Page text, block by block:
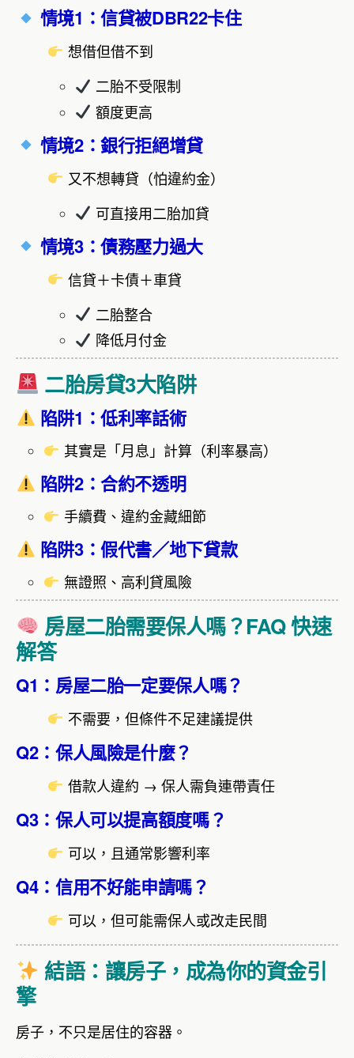
情境1：信貸被DBR22卡住
想借但借不到
二胎不受限制
額度更高
情境2：銀行拒絕增貸
又不想轉貸（怕違約金）
可直接用二胎加貸
情境3：債務壓力過大
信貸＋卡債＋車貸
二胎整合
降低月付金
二胎房貸3大陷阱
陷阱1：低利率話術
其實是「月息」計算（利率暴高）
陷阱2：合約不透明
手續費、違約金藏細節
陷阱3：假代書／地下貸款
無證照、高利貸風險
房屋二胎需要保人嗎？FAQ 快速
解答
Q1：房屋二胎一定要保人嗎？
不需要，但條件不足建議提供
Q2：保人風險是什麼？
借款人違約 → 保人需負連帶責任
Q3：保人可以提高額度嗎？
可以，且通常影響利率
Q4：信用不好能申請嗎？
可以，但可能需保人或改走民間
結語：讓房子，成為你的資金引
擎
房子，不只是居住的容器。